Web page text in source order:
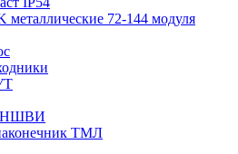
72-144 модуля
НШВИ
ТМЛ